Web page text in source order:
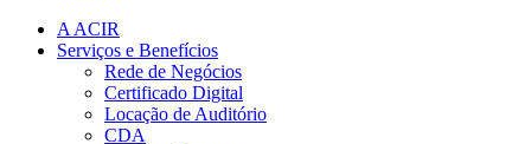
A ACIR
Serviços e Benefícios
Rede de Negócios
Certificado Digital
Locação de Auditório
CDA